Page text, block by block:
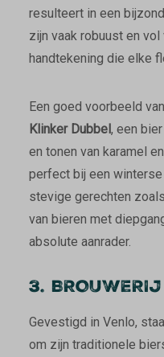
resulteert in een
zijn vaak robuust en
handtekening die elke
Een goed voorbeeld
Klinker Dubbel , een
en tonen van karamel
perfect bij een
stevige gerechten
van bieren met
absolute aanrader.
3.
Gevestigd in Venlo,
om zijn traditionele